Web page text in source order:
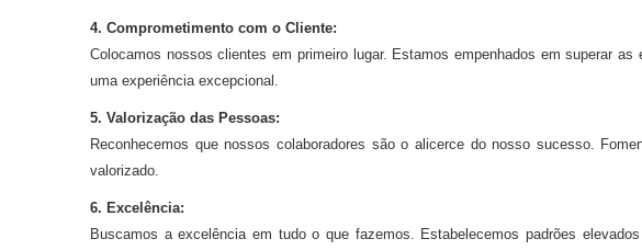
4. Comprometimento com o Cliente:
Colocamos nossos clientes em primeiro lugar. Estamos empenhados em superar
uma experiência excepcional.
5. Valorização das Pessoas:
Reconhecemos que nossos colaboradores são o alicerce do nosso sucesso.
valorizado.
6. Excelência:
Buscamos a excelência em tudo o que fazemos. Estabelecemos padrões